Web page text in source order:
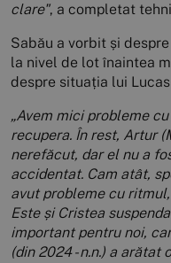
clare", a completat
Sabău a vorbit și
la nivel de lot înaintea
despre situația lui
„Avem mici probleme
recupera. În rest, Artur
nerefăcut, dar el nu a
accidentat. Cam atât,
avut probleme cu
Este și Cristea
important pentru noi,
(din 2024 - n.n.) a